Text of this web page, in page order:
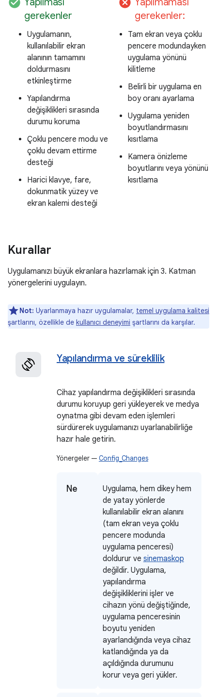
gerekenler
Uygulamanın,
kullanılabilir ekran
alanının tamamını
doldurmasını
etkinleştirme
Yapılandırma
değişiklikleri sırasında
durumu koruma
Çoklu pencere modu ve
çoklu devam ettirme
desteği
Harici klavye, fare,
dokunmatik yüzey ve
ekran kalemi desteği
gerekenler:
Tam ekran veya çoklu
pencere modundayken
uygulama yönünü
kilitleme
Belirli bir uygulama en
boy oranı ayarlama
Uygulama yeniden
boyutlandırmasını
kısıtlama
Kamera önizleme
boyutlarını veya yönünü
kısıtlama
Kurallar
Uygulamanızı büyük ekranlara hazırlamak için 3. Katman
yönergelerini uygulayın.
Not: Uyarlanmaya hazır uygulamalar, temel uygulama kalitesi
şartlarını, özellikle de kullanıcı deneyimi şartlarını da karşılar.
Yapılandırma ve süreklilik
Cihaz yapılandırma değişiklikleri sırasında
durumu koruyup geri yükleyerek ve medya
oynatma gibi devam eden işlemleri
sürdürerek uygulamanızı uyarlanabilirliğe
hazır hale getirin.
Yönergeler — Config_Changes
Ne
Uygulama, hem dikey hem
de yatay yönlerde
kullanılabilir ekran alanını
(tam ekran veya çoklu
pencere modunda
uygulama penceresi)
doldurur ve sinemaskop
değildir. Uygulama,
yapılandırma
değişikliklerini işler ve
cihazın yönü değiştiğinde,
uygulama penceresinin
boyutu yeniden
ayarlandığında veya cihaz
katlandığında ya da
açıldığında durumunu
korur veya geri yükler.